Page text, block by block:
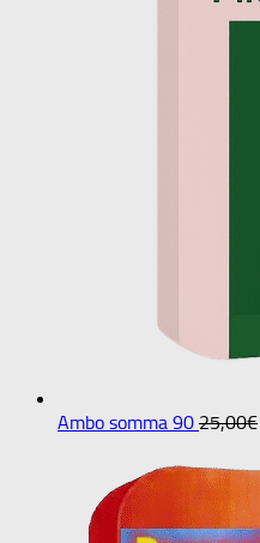
Ambo somma 90 25,00€